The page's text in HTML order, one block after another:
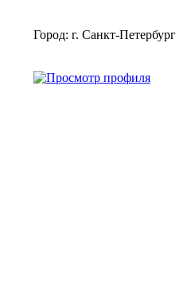
Город: г. Санкт-Петербург